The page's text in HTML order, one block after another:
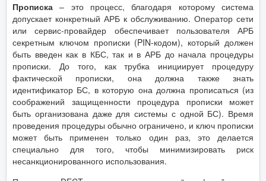
Прописка – это процесс, благодаря которому система
допускает конкретный АРБ к обслуживанию. Оператор сети
или сервис-провайдер обеспечивает пользователя АРБ
секретным ключом прописки (PIN-кодом), который должен
быть введен как в КБС, так и в АРБ до начала процедуры
прописки. До того, как трубка инициирует процедуру
фактической прописки, она должна также знать
идентификатор БС, в которую она должна прописаться (из
соображений защищенности процедура прописки может
быть организована даже для системы с одной БС). Время
проведения процедуры обычно ограничено, и ключ прописки
может быть применен только один раз, это делается
специально для того, чтобы минимизировать риск
несанкционированного использования.